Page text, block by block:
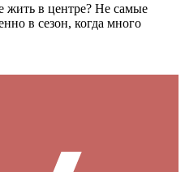
жить в центре? Не самые
в сезон, когда много